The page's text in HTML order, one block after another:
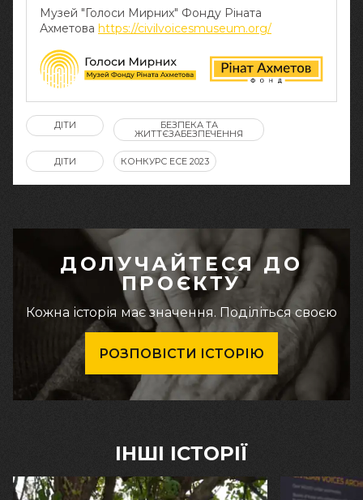
Музей "Голоси Мирних" Фонду Ріната
Ахметова https://civilvoicesmuseum.org/
ДІТИ БЕЗПЕКА ТА
ЖИТТЄЗАБЕЗПЕЧЕННЯ
ДІТИ КОНКУРС ЕСЕ 2023
ДОЛУЧАЙТЕСЯ ДО
ПРОЄКТУ
Кожна історія має значення. Поділіться своєю
РОЗПОВІСТИ ІСТОРІЮ
ІНШІ ІСТОРІЇ